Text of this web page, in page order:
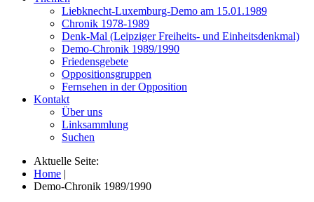
Liebknecht-Luxemburg-Demo am 15.01.1989
Chronik 1978-1989
Denk-Mal (Leipziger Freiheits- und Einheitsdenkmal)
Demo-Chronik 1989/1990
Friedensgebete
Oppositionsgruppen
Fernsehen in der Opposition
Kontakt
Über uns
Linksammlung
Suchen
Aktuelle Seite:
Home |
Demo-Chronik 1989/1990